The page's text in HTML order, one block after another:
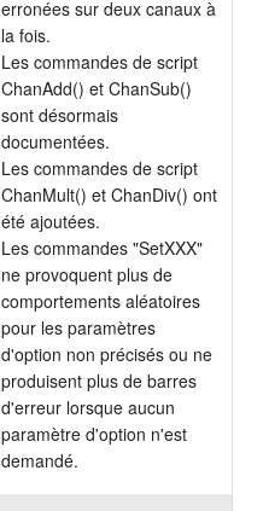
erronées sur deux canaux à
la fois.
Les commandes de script
ChanAdd() et ChanSub()
sont désormais
documentées.
Les commandes de script
ChanMult() et ChanDiv() ont
été ajoutées.
Les commandes "SetXXX"
ne provoquent plus de
comportements aléatoires
pour les paramètres
d'option non précisés ou ne
produisent plus de barres
d'erreur lorsque aucun
paramètre d'option n'est
demandé.